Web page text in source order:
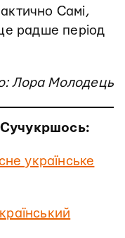
Самі,
радше період
Лора Молодець
українське